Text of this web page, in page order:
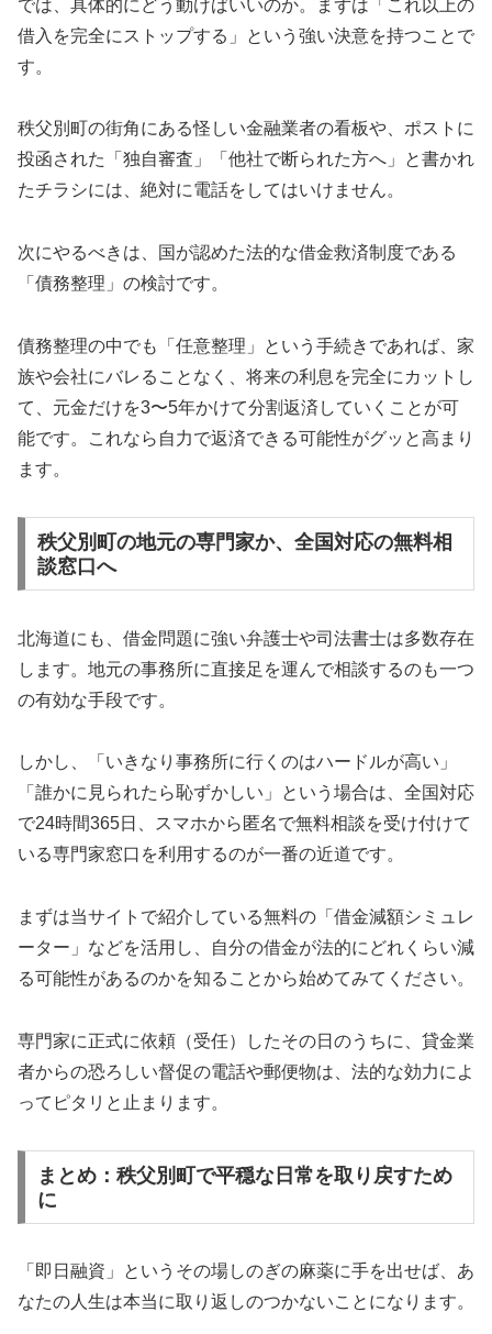
では、具体的にどう動けばいいのか。まずは「これ以上の
借入を完全にストップする」という強い決意を持つことで
す。
秩父別町の街角にある怪しい金融業者の看板や、ポストに
投函された「独自審査」「他社で断られた方へ」と書かれ
たチラシには、絶対に電話をしてはいけません。
次にやるべきは、国が認めた法的な借金救済制度である
「債務整理」の検討です。
債務整理の中でも「任意整理」という手続きであれば、家
族や会社にバレることなく、将来の利息を完全にカットし
て、元金だけを3〜5年かけて分割返済していくことが可
能です。これなら自力で返済できる可能性がグッと高まり
ます。
秩父別町の地元の専門家か、全国対応の無料相
談窓口へ
北海道にも、借金問題に強い弁護士や司法書士は多数存在
します。地元の事務所に直接足を運んで相談するのも一つ
の有効な手段です。
しかし、「いきなり事務所に行くのはハードルが高い」
「誰かに見られたら恥ずかしい」という場合は、全国対応
で24時間365日、スマホから匿名で無料相談を受け付けて
いる専門家窓口を利用するのが一番の近道です。
まずは当サイトで紹介している無料の「借金減額シミュレ
ーター」などを活用し、自分の借金が法的にどれくらい減
る可能性があるのかを知ることから始めてみてください。
専門家に正式に依頼（受任）したその日のうちに、貸金業
者からの恐ろしい督促の電話や郵便物は、法的な効力によ
ってピタリと止まります。
まとめ：秩父別町で平穏な日常を取り戻すため
に
「即日融資」というその場しのぎの麻薬に手を出せば、あ
なたの人生は本当に取り返しのつかないことになります。